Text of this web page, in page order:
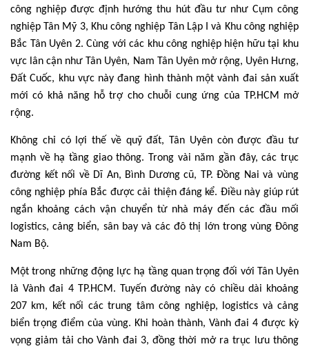
công nghiệp được định hướng thu hút đầu tư như Cụm công
nghiệp Tân Mỹ 3, Khu công nghiệp Tân Lập I và Khu công nghiệp
Bắc Tân Uyên 2. Cùng với các khu công nghiệp hiện hữu tại khu
vực lân cận như Tân Uyên, Nam Tân Uyên mở rộng, Uyên Hưng,
Đất Cuốc, khu vực này đang hình thành một vành đai sản xuất
mới có khả năng hỗ trợ cho chuỗi cung ứng của TP.HCM mở
rộng.
Không chỉ có lợi thế về quỹ đất, Tân Uyên còn được đầu tư
mạnh về hạ tầng giao thông. Trong vài năm gần đây, các trục
đường kết nối về Dĩ An, Bình Dương cũ, TP. Đồng Nai và vùng
công nghiệp phía Bắc được cải thiện đáng kể. Điều này giúp rút
ngắn khoảng cách vận chuyển từ nhà máy đến các đầu mối
logistics, cảng biển, sân bay và các đô thị lớn trong vùng Đông
Nam Bộ.
Một trong những động lực hạ tầng quan trọng đối với Tân Uyên
là Vành đai 4 TP.HCM. Tuyến đường này có chiều dài khoảng
207 km, kết nối các trung tâm công nghiệp, logistics và cảng
biển trọng điểm của vùng. Khi hoàn thành, Vành đai 4 được kỳ
vọng giảm tải cho Vành đai 3, đồng thời mở ra trục lưu thông